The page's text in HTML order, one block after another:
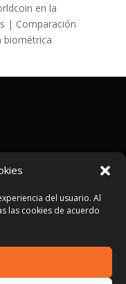
del usuario. Al
las cookies de acuerdo
en la
| Comparación
biométrica
de privacidad